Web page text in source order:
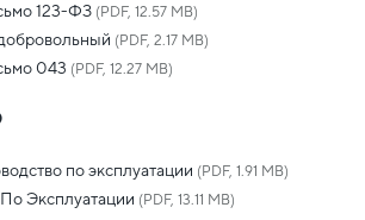
123-ФЗ (PDF, 12.57 MB)
(PDF, 2.17 MB)
043 (PDF, 12.27 MB)
по эксплуатации (PDF, 1.91 MB)
Эксплуатации (PDF, 13.11 MB)